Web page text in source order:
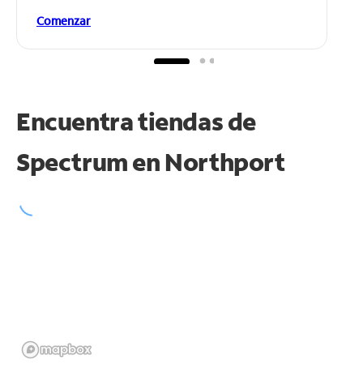
Comenzar
Encuentra tiendas de
Spectrum en Northport